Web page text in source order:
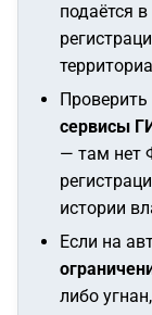
подаётся
сервисы
— там нет
истории
Если на
либо